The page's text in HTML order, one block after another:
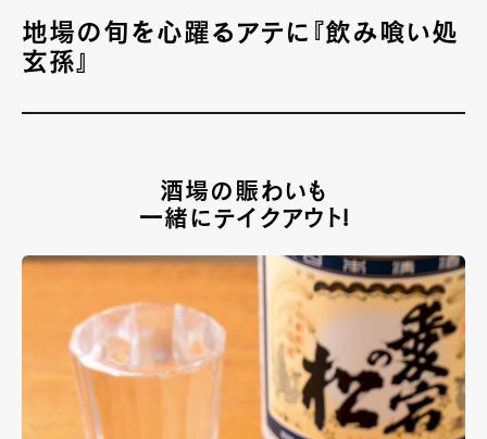
地場の旬を心躍るアテに『飲み喰い処
玄孫』
酒場の賑わいも
一緒にテイクアウト!